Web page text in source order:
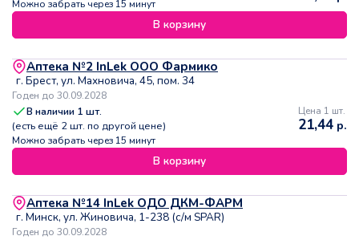
Можно забрать через 15 минут
В корзину
Аптека №2 InLek ООО Фармико
г. Брест, ул. Махновича, 45, пом. 34
Годен до 30.09.2028
В наличии 1 шт.
(есть ещё 2шт. по другой цене)
Можно забрать через 15 минут
Цена 1 шт.
21,44 р.
В корзину
Аптека №14 InLek ОДО ДКМ-ФАРМ
г. Минск, ул. Жиновича, 1-238 (с/м SPAR)
Годен до 30.09.2028